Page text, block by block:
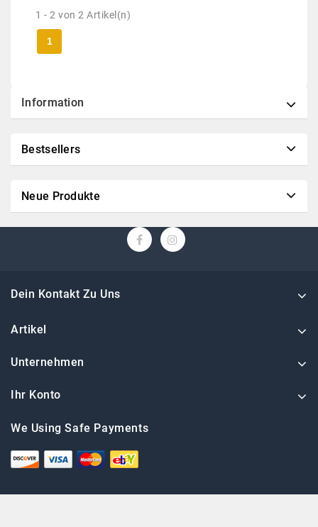
1 - 2 von 2 Artikel(n)
1
Information
Bestsellers
Neue Produkte
Dein Kontakt Zu Uns
Artikel
Unternehmen
Ihr Konto
We Using Safe Payments